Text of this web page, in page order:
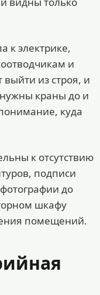
к электрике,
и
из строя, и
нужны краны до и
куда
к отсутствию
подписи
до
шкафу
помещений.